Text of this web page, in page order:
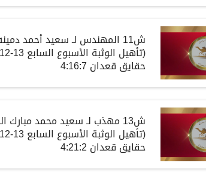
ش11 المهندس لـسعيد أحمد
(تأهيل الوثبة الأسبوع السابع13-12-2023م)
حقايق قعدان
ش13 مهذب لـسعيد محمد مبارك
(تأهيل الوثبة الأسبوع السابع13-12-2023م)
حقايق قعدان